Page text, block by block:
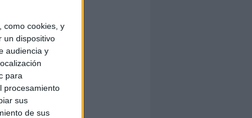
como cookies, y
un dispositivo
audiencia y
para
procesamiento
sus
de sus